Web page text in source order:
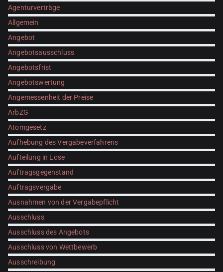
Agenturverträge
Allgemein
Angebot
Angebotsausschluss
Angebotsfrist
Angebotswertung
Angemessenheit der Preise
ArbZG
Atomgesetz
Aufhebung des Vergabeverfahrens
Aufteilung in Lose
Auftragsgegenstand
Auftragsvergabe
Ausnahmen von der Vergabepflicht
Ausschluss
Ausschluss des Angebots
Ausschluss von Wettbewerb
Ausschreibung